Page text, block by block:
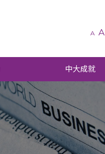
A A
中大成就